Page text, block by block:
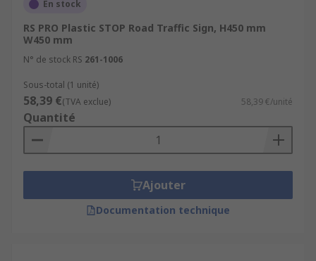
En stock
RS PRO Plastic STOP Road Traffic Sign, H450 mm
W450 mm
N° de stock RS 261-1006
Sous-total (1 unité)
58,39 €(TVA exclue) 58,39 €/unité
Quantité
Ajouter
Documentation technique